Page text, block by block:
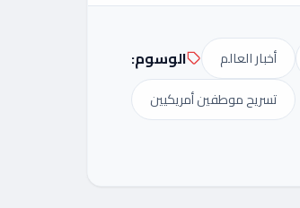
الوسوم: أخبار العالم
تسريح موطفين أمريكيين